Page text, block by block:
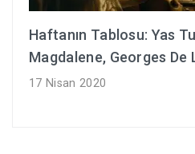
Haftanın Tablosu: Yas
Magdalene, Georges De
17 Nisan 2020